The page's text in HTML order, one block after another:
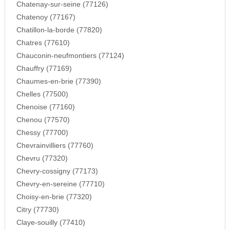
Chatenay-sur-seine (77126)
Chatenoy (77167)
Chatillon-la-borde (77820)
Chatres (77610)
Chauconin-neufmontiers (77124)
Chauffry (77169)
Chaumes-en-brie (77390)
Chelles (77500)
Chenoise (77160)
Chenou (77570)
Chessy (77700)
Chevrainvilliers (77760)
Chevru (77320)
Chevry-cossigny (77173)
Chevry-en-sereine (77710)
Choisy-en-brie (77320)
Citry (77730)
Claye-souilly (77410)